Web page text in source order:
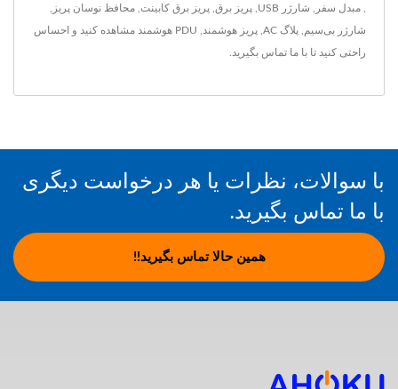
مبدل سفر شارژر USB پریز برق پریز برق کابینت محافظ نوسان پریز
شارژر بی‌سیم پلاگ AC پریز هوشمند PDU هوشمند مشاهده کنید و احساس
راحتی کنید تا با ما تماس بگیرید
با سوالات، نظرات یا هر درخواست دیگری
با ما تماس بگیرید.
همین حالا تماس بگیرید!!